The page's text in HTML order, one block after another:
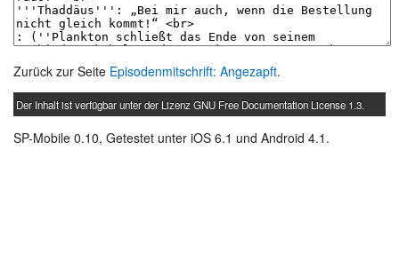
Zurück zur Seite Episodenmitschrift: Angezapft.
Der Inhalt ist verfügbar unter der LizenzGNU Free Documentation License 1.3
SP-Mobile 0.10, Getestet unter iOS 6.1 und Android 4.1.